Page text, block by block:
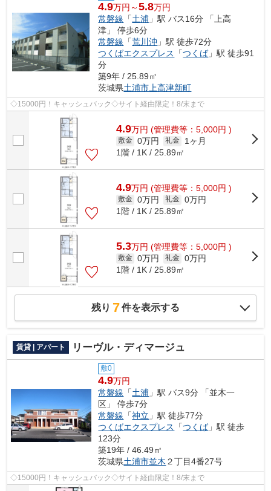
4.9万円～5.8万円
常磐線 「土浦 」駅 バス16分 「上高
津」 停歩6分
常磐線 「荒川沖 」駅 徒歩72分
つくばエクスプレス
「つくば」駅 徒歩91
分
築9年 / 25.89㎡
茨城県土浦市上高津新町
◇15000円！キャッシュバック◇サイト経由限定！8/末まで
4.9万円 (管理費等：5,000円 )
敷金 0万円 礼金
1ヶ月
1階 / 1K / 25.89㎡
4.9万円 (管理費等：5,000円 )
敷金 0万円 礼金 0万円
1階 / 1K / 25.89㎡
5.3万円 (管理費等：5,000円 )
敷金 0万円 礼金 0万円
1階 / 1K / 25.89㎡
残り 7件を表示する
賃貸 | アパート リーヴル・ディマージュ
敷0
4.9万円
常磐線 「土浦 」駅 バス9分 「並木一
区」 停歩7分
常磐線 「神立 」駅 徒歩77分
つくばエクスプレス
「つくば」駅 徒歩
123分
築19年 / 46.49㎡
茨城県土浦市並木 ２丁目4番27号
◇15000円！キャッシュバック◇サイト経由限定！8/末まで